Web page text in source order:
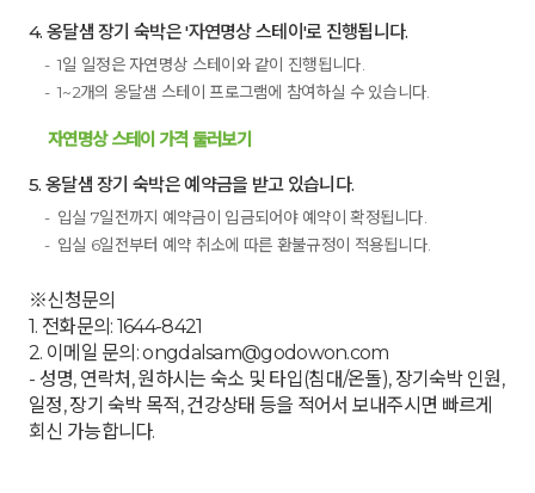
4. 옹달샘 장기 숙박은 '자연명상 스테이'로 진행됩니다.
1일 일정은 자연명상 스테이와 같이 진행됩니다.
1~2개의 옹달샘 스테이 프로그램에 참여하실 수 있습니다.
자연명상 스테이 가격 둘러보기
5. 옹달샘 장기 숙박은 예약금을 받고 있습니다.
입실 7일전까지 예약금이 입금되어야 예약이 확정됩니다.
입실 6일전부터 예약 취소에 따른 환불규정이 적용됩니다.
※신청문의
1. 전화문의: 1644-8421
2. 이메일 문의: ongdalsam@godowon.com
- 성명, 연락처, 원하시는 숙소 및 타입(침대/온돌), 장기숙박 인원,
일정, 장기 숙박 목적, 건강상태 등을 적어서 보내주시면 빠르게
회신 가능합니다.